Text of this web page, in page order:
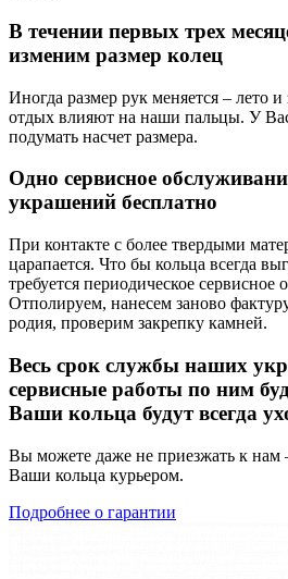
В течении первых трех
изменим размер колец
Иногда размер рук меняется – лето
отдых влияют на наши пальцы. У
подумать насчет размера.
Одно сервисное
украшений бесплатно
При контакте с более твердыми
царапается. Что бы кольца всегда
требуется периодическое сервисное
Отполируем, нанесем заново
родия, проверим закрепку камней.
Весь срок службы наших
сервисные работы по ним
Ваши кольца будут всегда
Вы можете даже не приезжать к нам
Ваши кольца курьером.
Подробнее о гарантии